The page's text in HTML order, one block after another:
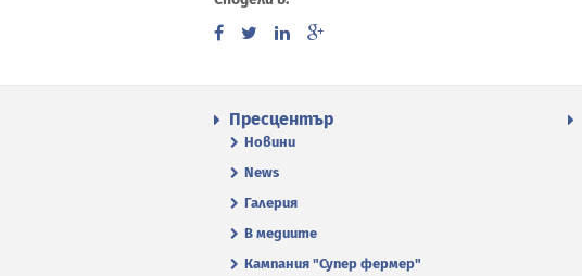
Пресцентър
Новини
News
Галерия
В медиите
Кампания "Супер фермер"